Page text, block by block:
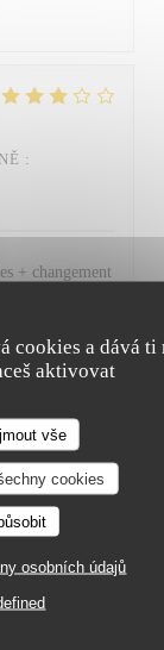
cookies a dává ti
aktivovat
vše
cookies
osobních údajů
:
+ changement
à part